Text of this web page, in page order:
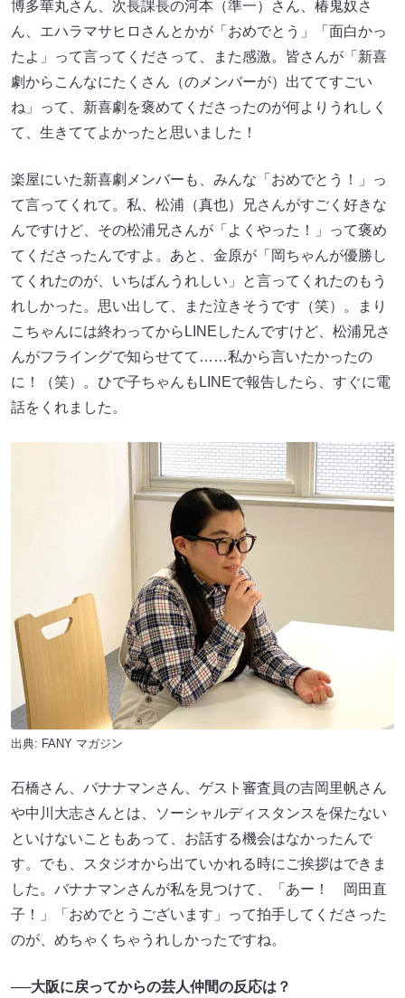
博多華丸さん、次長課長の河本（準一）さん、椿鬼奴さ
ん、エハラマサヒロさんとかが「おめでとう」「面白かっ
たよ」って言ってくださって、また感激。皆さんが「新喜
劇からこんなにたくさん（のメンバーが）出ててすごい
ね」って、新喜劇を褒めてくださったのが何よりうれしく
て、生きててよかったと思いました！
楽屋にいた新喜劇メンバーも、みんな「おめでとう！」っ
て言ってくれて。私、松浦（真也）兄さんがすごく好きな
んですけど、その松浦兄さんが「よくやった！」って褒め
てくださったんですよ。あと、金原が「岡ちゃんが優勝し
てくれたのが、いちばんうれしい」と言ってくれたのもう
れしかった。思い出して、また泣きそうです（笑）。まり
こちゃんには終わってからLINEしたんですけど、松浦兄さ
んがフライングで知らせてて……私から言いたかったの
に！（笑）。ひで子ちゃんもLINEで報告したら、すぐに電
話をくれました。
出典: FANY マガジン
石橋さん、バナナマンさん、ゲスト審査員の吉岡里帆さん
や中川大志さんとは、ソーシャルディスタンスを保たない
といけないこともあって、お話する機会はなかったんで
す。でも、スタジオから出ていかれる時にご挨拶はできま
した。バナナマンさんが私を見つけて、「あー！ 岡田直
子！」「おめでとうございます」って拍手してくださった
のが、めちゃくちゃうれしかったですね。
──大阪に戻ってからの芸人仲間の反応は？